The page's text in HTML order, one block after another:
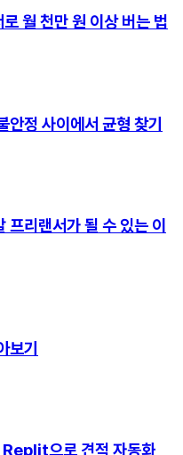
월 천만 원 이상 버는 법
정 사이에서 균형 찾기
리랜서가 될 수 있는 이
보기
Replit으로 견적 자동화